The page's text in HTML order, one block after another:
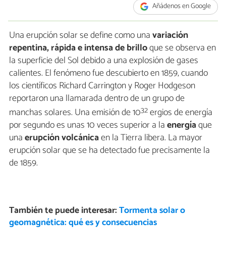
Añádenos en Google
Una erupción solar se define como unavariación
repentina, rápida e intensa de brilloque se observa en
la superficie del Sol debido a una explosión de gases
calientes. El fenómeno fue descubierto en 1859, cuando
los científicos Richard Carrington y Roger Hodgeson
reportaron una llamarada dentro de un grupo de
manchas solares. Una emisión de 1032ergios de energía
por segundo es unas 10 veces superior a laenergíaque
unaerupciónvolcánicaen la Tierra libera. La mayor
erupción solar que se ha detectado fue precisamente la
de 1859.
También te puede interesar:Tormenta solar o
geomagnética: qué es y consecuencias